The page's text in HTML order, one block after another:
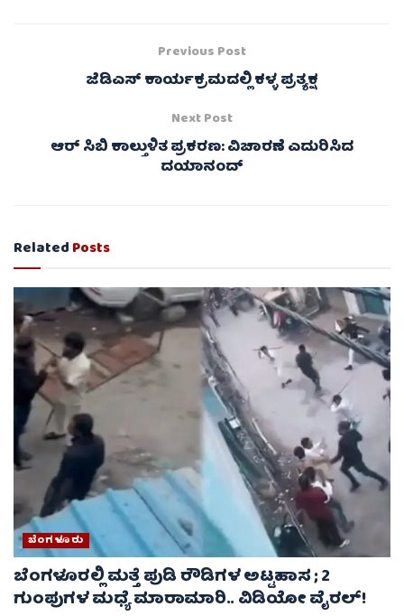
Previous Post
ಜೆಡಿಎಸ್ ಕಾರ್ಯಕ್ರಮದಲ್ಲಿ ಕಳ್ಳ ಪ್ರತ್ಯಕ್ಷ
Next Post
ಆರ್ ಸಿಬಿ ಕಾಲ್ತುಳಿತ ಪ್ರಕರಣ: ವಿಚಾರಣೆ ಎದುರಿಸಿದ
ದಯಾನಂದ್
RelatedPosts
ಬೆಂಗಳೂರು
ಬೆಂಗಳೂರಲ್ಲಿ ಮತ್ತೆ ಪುಡಿ ರೌಡಿಗಳ ಅಟ್ಟಹಾಸ ; 2
ಗುಂಪುಗಳ ಮಧ್ಯೆ ಮಾರಾಮಾರಿ.. ವಿಡಿಯೋ ವೈರಲ್‌!